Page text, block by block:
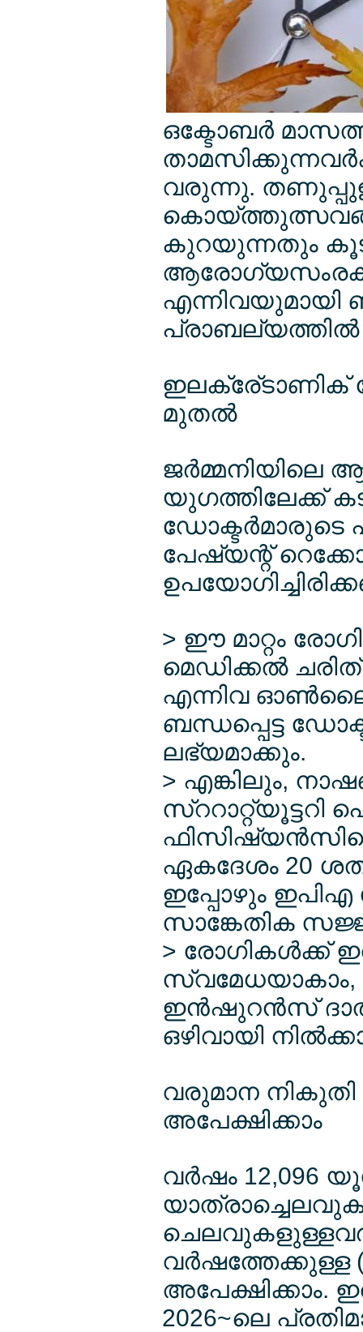
ഒക്ടോബര്‍
വരുന്നു.
കുറയുന്നതും
എന്നിവയുമായി
പ്രാബല്യത്തില്‍
ഇലക്രേ്ടാണിക്
മുതല്‍
ജര്‍മ്മനിയിലെ
യുഗത്തിലേക്ക്
പേഷ്യന്റ്
> ഈ മാറ്റം
മെഡിക്കല്‍
എന്നിവ
ബന്ധപ്പെട്ട
ലഭ്യമാക്കും.
> എങ്കിലും,
ഏകദേശം 20
ഇപ്പോഴും
സാങ്കേതിക
> രോഗികള്‍ക്ക്
ഇന്‍ഷുറന്‍സ്
ഒഴിവായി
വരുമാന നികുതി
അപേക്ഷിക്കാം
വര്‍ഷം 12,096
വര്‍ഷത്തേക്കുള്ള
അപേക്ഷിക്കാം.
2026~ലെ